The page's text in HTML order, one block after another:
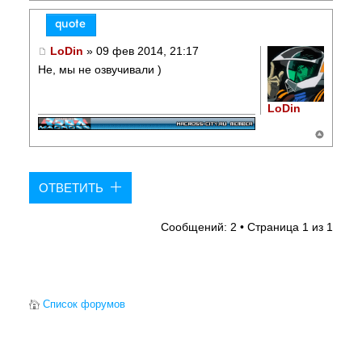
LoDin » 09 фев 2014, 21:17
Не, мы не озвучивали )
LoDin
ОТВЕТИТЬ
Сообщений: 2 • Страница 1 из 1
Список форумов